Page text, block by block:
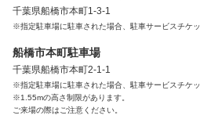
千葉県船橋市本町1-3-1
※指定駐車場に駐車された場合、駐車サービスチケッ
船橋市本町駐車場
千葉県船橋市本町2-1-1
※指定駐車場に駐車された場合、駐車サービスチケッ
※1.55mの高さ制限があります。
ご来場の際はご注意ください。